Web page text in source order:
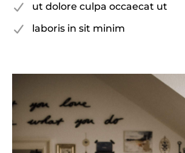
ut dolore culpa occaecat ut
laboris in sit minim